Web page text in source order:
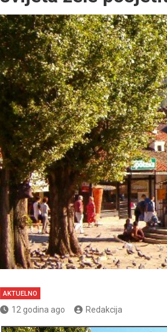
AKTUELNO
12 godina ago Redakcija